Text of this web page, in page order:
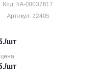
Код: КА-00037817
Артикул: 22405
/шт
/шт